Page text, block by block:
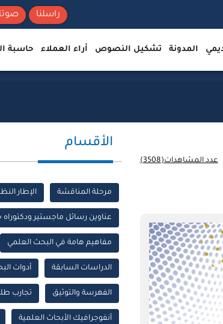
راسلنا
المدونة تشكيل النصوص أراء العملاء حاسبة
عدد المشاهدات(3508)
الأقسام
مرحلة المناقشة الإطار
عناوين رسائل ماجستير ودكتوراه
مفاهيم هامة في البحث العلمي
الدراسات السابقة أدوات
الفهرسة والتوثيق تجارب
أنفوجرافيك الأبحاث العلمية